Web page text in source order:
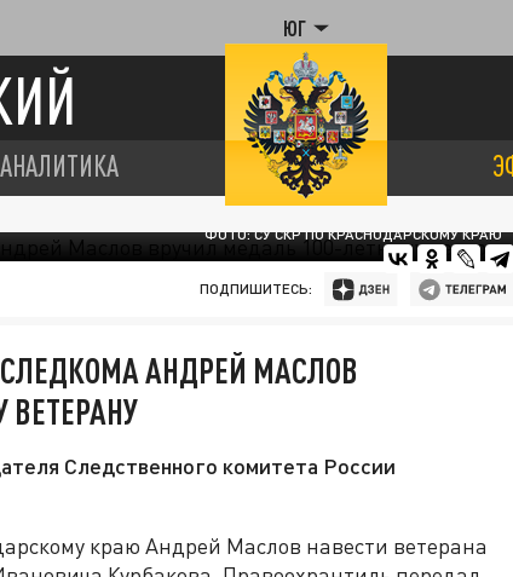
ЮГ
АНАЛИТИКА
ФОТО: СУ СКР ПО КРАСНОДАРСКОМУ КРАЮ
ПОДПИШИТЕСЬ:
АНДРЕЙ МАСЛОВ
Следственного комитета России
краю Андрей Маслов навести ветерана